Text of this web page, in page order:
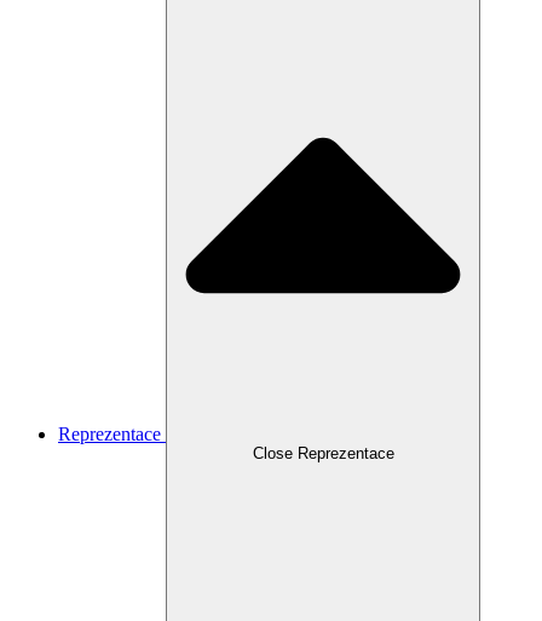
Reprezentace
Close Reprezentace